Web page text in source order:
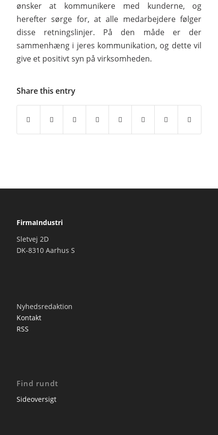
ønsker at kommunikere med kunderne, og
herefter sørge for, at alle medarbejdere følger
disse retningslinjer. På den måde er der
sammenhæng i jeres kommunikation, og dette vil
give et positivt syn på virksomheden.
Share this entry
FirmaIndustri
Sletvej 2D
DK-8310 Aarhus S
Nyhedsredaktion
Kontakt
RSS
Find rundt
Sideoversigt